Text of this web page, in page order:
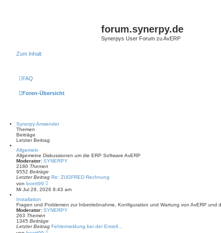
forum.synerpy.de
Synerpys User Forum zu AvERP
Zum Inhalt
FAQ
Foren-Übersicht
Synerpy Anwender
Themen
Beiträge
Letzter Beitrag
Allgemein
Allgemeine Diskussionen um die ERP Software AvERP
Moderator: SYNERPY
2180 Themen
9552 Beiträge
Letzter Beitrag Re: ZUGFRED Rechnung
von boett99
e
u
s
t
r
B
e
Mi Jul 29, 2026 8:43 am
Installation
Fragen und Problemen zur Inbetriebnahme, Konfiguration und Wartung von AvERP und
Moderator: SYNERPY
263 Themen
1345 Beiträge
Letzter Beitrag Fehlermeldung bei der Erstell…